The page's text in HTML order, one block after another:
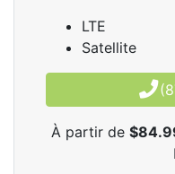
LTE
Satellite
À partir de